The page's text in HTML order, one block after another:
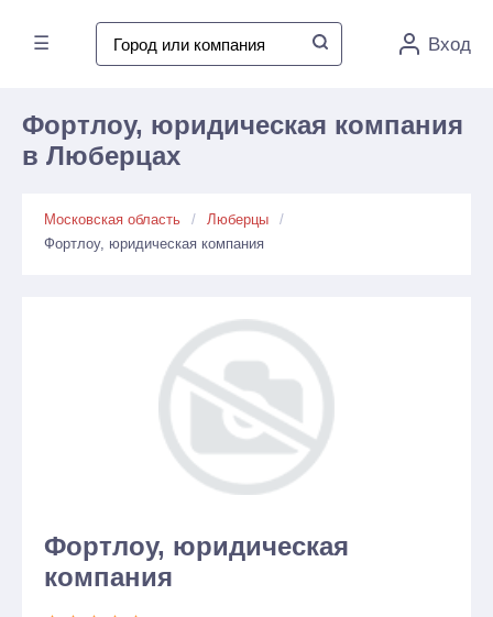
☰ Вход
Фортлоу, юридическая компания
в Люберцах
Московская область
Люберцы
Фортлоу, юридическая компания
Фортлоу, юридическая
компания